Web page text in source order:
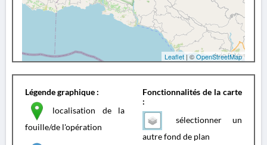
Leaflet| ©OpenStreetMap
Légende graphique :
localisation de la
fouille/de l'opération
Fonctionnalités de la carte
:
sélectionner un
autre fond de plan